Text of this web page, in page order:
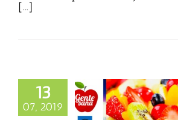
[...]
13
07, 2019
blog en Gente
Sana